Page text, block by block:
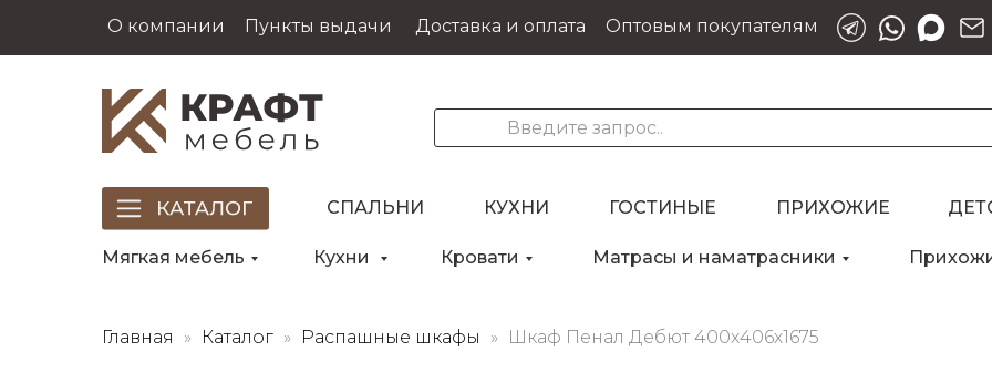
О компании Доставка и оплата Оптовым покупателям
Пункты выдачи
СПАЛЬНИ КУХНИ ГОСТИНЫЕ ПРИХОЖИЕ
Кровати
Кухни
Мягкая мебель Матрасы и наматрасники
Главная Каталог Распашные шкафы Шкаф Пенал Дебют 400х406х1675
Для клиентов всех банков